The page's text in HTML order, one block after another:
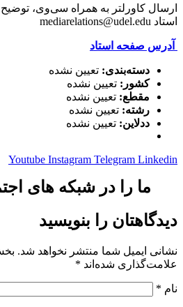
ارسال کاورلتر به همراه سی‌وی، توضیح
استاد mediarelations@udel.edu
آدرس صفحه استاد
دسته‌بندی: تعیین نشده
کشور: تعیین نشده
مقطع: تعیین نشده
رشته: تعیین نشده
ددلاین: تعیین نشده
Youtube Instagram Telegram Linkedin
ما را در شبکه های
دیدگاهتان را بنویسید
نشانی ایمیل شما منتشر نخواهد شد.
علامت‌گذاری شده‌اند *
نام *